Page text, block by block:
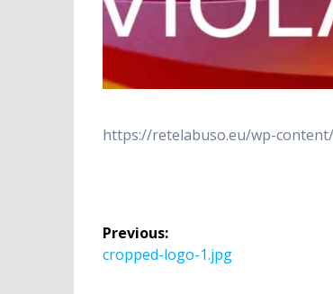
https://retelabuso.eu/wp-
Navigazione
articoli
Previous:
Previous
cropped-logo-1.jpg